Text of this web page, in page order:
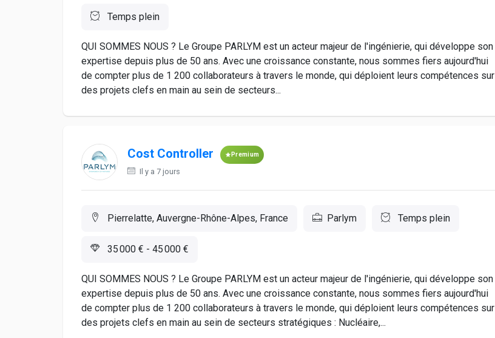
Temps plein
QUI SOMMES NOUS ? Le Groupe PARLYM est un acteur majeur de l'ingénierie, qui développe son
expertise depuis plus de 50 ans. Avec une croissance constante, nous sommes fiers aujourd'hui
de compter plus de 1 200 collaborateurs à travers le monde, qui déploient leurs compétences sur
des projets clefs en main au sein de secteurs...
Cost Controller Premium
Il y a 7 jours
Pierrelatte, Auvergne-Rhône-Alpes, France Parlym Temps plein
35 000 € - 45 000 €
QUI SOMMES NOUS ? Le Groupe PARLYM est un acteur majeur de l'ingénierie, qui développe son
expertise depuis plus de 50 ans. Avec une croissance constante, nous sommes fiers aujourd'hui
de compter plus de 1 200 collaborateurs à travers le monde, qui déploient leurs compétences sur
des projets clefs en main au sein de secteurs stratégiques : Nucléaire,...